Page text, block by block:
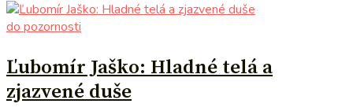
do pozornosti
Ľubomír Jaško: Hladné telá a
zjazvené duše